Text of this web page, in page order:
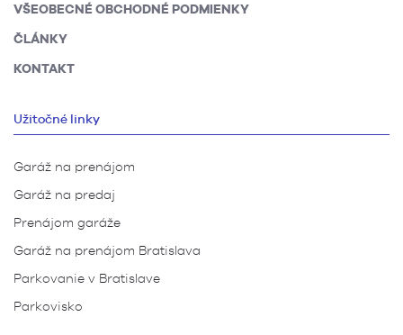
VŠEOBECNÉ OBCHODNÉ PODMIENKY
ČLÁNKY
KONTAKT
Užitočné linky
Garáž na prenájom
Garáž na predaj
Prenájom garáže
Garáž na prenájom Bratislava
Parkovanie v Bratislave
Parkovisko